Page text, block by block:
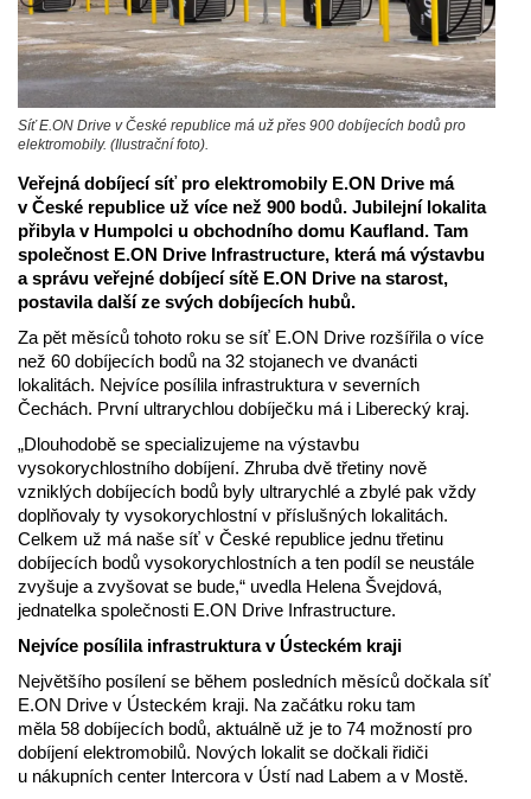
Síť E.ON Drive v České republice má už přes 900 dobíjecích bodů pro
elektromobily. (Ilustrační foto).
Veřejná dobíjecí síť pro elektromobily E.ON Drive má
v České republice už více než 900 bodů. Jubilejní lokalita
přibyla v Humpolci u obchodního domu Kaufland. Tam
společnost E.ON Drive Infrastructure, která má výstavbu
a správu veřejné dobíjecí sítě E.ON Drive na starost,
postavila další ze svých dobíjecích hubů.
Za pět měsíců tohoto roku se síť E.ON Drive rozšířila o více
než 60 dobíjecích bodů na 32 stojanech ve dvanácti
lokalitách. Nejvíce posílila infrastruktura v severních
Čechách. První ultrarychlou dobíječku má i Liberecký kraj.
„Dlouhodobě se specializujeme na výstavbu
vysokorychlostního dobíjení. Zhruba dvě třetiny nově
vzniklých dobíjecích bodů byly ultrarychlé a zbylé pak vždy
doplňovaly ty vysokorychlostní v příslušných lokalitách.
Celkem už má naše síť v České republice jednu třetinu
dobíjecích bodů vysokorychlostních a ten podíl se neustále
zvyšuje a zvyšovat se bude,“ uvedla Helena Švejdová,
jednatelka společnosti E.ON Drive Infrastructure.
Nejvíce posílila infrastruktura v Ústeckém kraji
Největšího posílení se během posledních měsíců dočkala síť
E.ON Drive v Ústeckém kraji. Na začátku roku tam
měla 58 dobíjecích bodů, aktuálně už je to 74 možností pro
dobíjení elektromobilů. Nových lokalit se dočkali řidiči
u nákupních center Intercora v Ústí nad Labem a v Mostě.